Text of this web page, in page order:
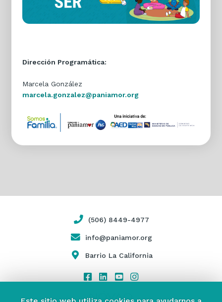
Dirección Programática:
Marcela González
marcela.gonzalez@paniamor.org
(506) 8449-4977
info@paniamor.org
Barrio La California